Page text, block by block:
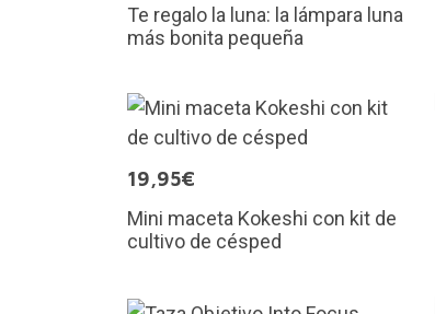
Te regalo la luna: la lámpara luna
más bonita pequeña
19,95€
Mini maceta Kokeshi con kit de
cultivo de césped